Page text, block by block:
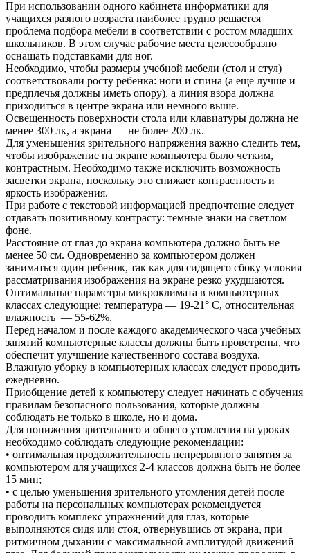
При использовании одного кабинета информатики для
учащихся разного возраста наиболее трудно решается
проблема подбора мебели в соответствии с ростом младших
школьников. В этом случае рабочие места целесообразно
оснащать подставками для ног.
Необходимо, чтобы размеры учебной мебели (стол и стул)
соответствовали росту ребенка: ноги и спина (а еще лучше и
предплечья должны иметь опору), а линия взора должна
приходиться в центре экрана или немного выше.
Освещенность поверхности стола или клавиатуры должна не
менее 300 лк, а экрана — не более 200 лк.
Для уменьшения зрительного напряжения важно следить тем,
чтобы изображение на экране компьютера было четким,
контрастным. Необходимо также исключить возможность
засветки экрана, поскольку это снижает контрастность и
яркость изображения.
При работе с текстовой информацией предпочтение следует
отдавать позитивному контрасту: темные знаки на светлом
фоне.
Расстояние от глаз до экрана компьютера должно быть не
менее 50 см. Одновременно за компьютером должен
заниматься один ребенок, так как для сидящего сбоку условия
рассматривания изображения на экране резко ухудшаются.
Оптимальные параметры микроклимата в компьютерных
классах следующие: температура — 19-21° С, относительная
влажность — 55-62%.
Перед началом и после каждого академического часа учебных
занятий компьютерные классы должны быть проветрены, что
обеспечит улучшение качественного состава воздуха.
Влажную уборку в компьютерных классах следует проводить
ежедневно.
Приобщение детей к компьютеру следует начинать с обучения
правилам безопасного пользования, которые должны
соблюдать не только в школе, но и дома.
Для понижения зрительного и общего утомления на уроках
необходимо соблюдать следующие рекомендации:
• оптимальная продолжительность непрерывного занятия за
компьютером для учащихся 2-4 классов должна быть не более
15 мин;
• с целью уменьшения зрительного утомления детей после
работы на персональных компьютерах рекомендуется
проводить комплекс упражнений для глаз, которые
выполняются сидя или стоя, отвернувшись от экрана, при
ритмичном дыхании с максимальной амплитудой движений